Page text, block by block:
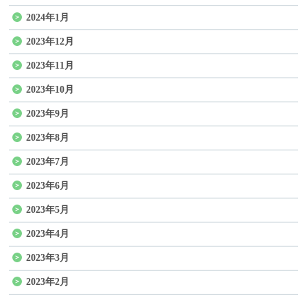
2024年1月
2023年12月
2023年11月
2023年10月
2023年9月
2023年8月
2023年7月
2023年6月
2023年5月
2023年4月
2023年3月
2023年2月